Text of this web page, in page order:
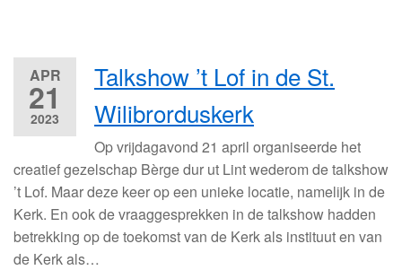
APR
21
2023
Talkshow ’t Lof in de St.
Wilibrorduskerk
Op vrijdagavond 21 april organiseerde het
creatief gezelschap Bèrge dur ut Lint wederom de talkshow
’t Lof. Maar deze keer op een unieke locatie, namelijk in de
Kerk. En ook de vraaggesprekken in de talkshow hadden
betrekking op de toekomst van de Kerk als instituut en van
de Kerk als…